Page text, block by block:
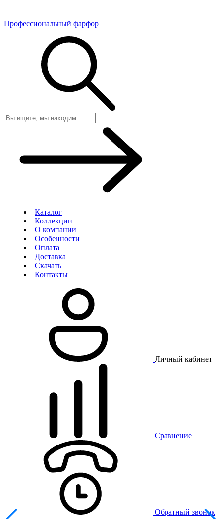
Профессиональный фарфор
Каталог
Коллекции
О компании
Особенности
Оплата
Доставка
Скачать
Контакты
Личный кабинет
Сравнение
Обратный звонок